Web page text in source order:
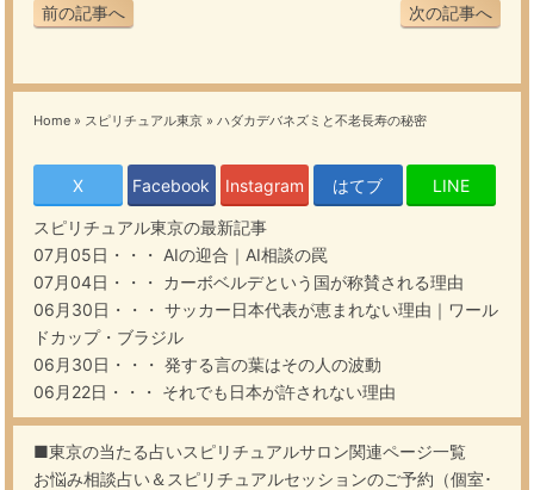
次の記事へ
前の記事へ
Home » スピリチュアル東京 » ハダカデバネズミと不老長寿の秘密
X Facebook Instagram はてブ LINE
スピリチュアル東京の最新記事
07月05日・・・ AIの迎合｜AI相談の罠
07月04日・・・ カーボベルデという国が称賛される理由
06月30日・・・ サッカー日本代表が恵まれない理由｜ワール
ドカップ・ブラジル
06月30日・・・ 発する言の葉はその人の波動
06月22日・・・ それでも日本が許されない理由
■東京の当たる占いスピリチュアルサロン関連ページ一覧
お悩み相談占い＆スピリチュアルセッションのご予約（個室･